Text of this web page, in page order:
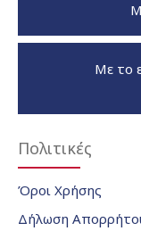
Με το
Πολιτικές
Όροι Χρήσης
Δήλωση